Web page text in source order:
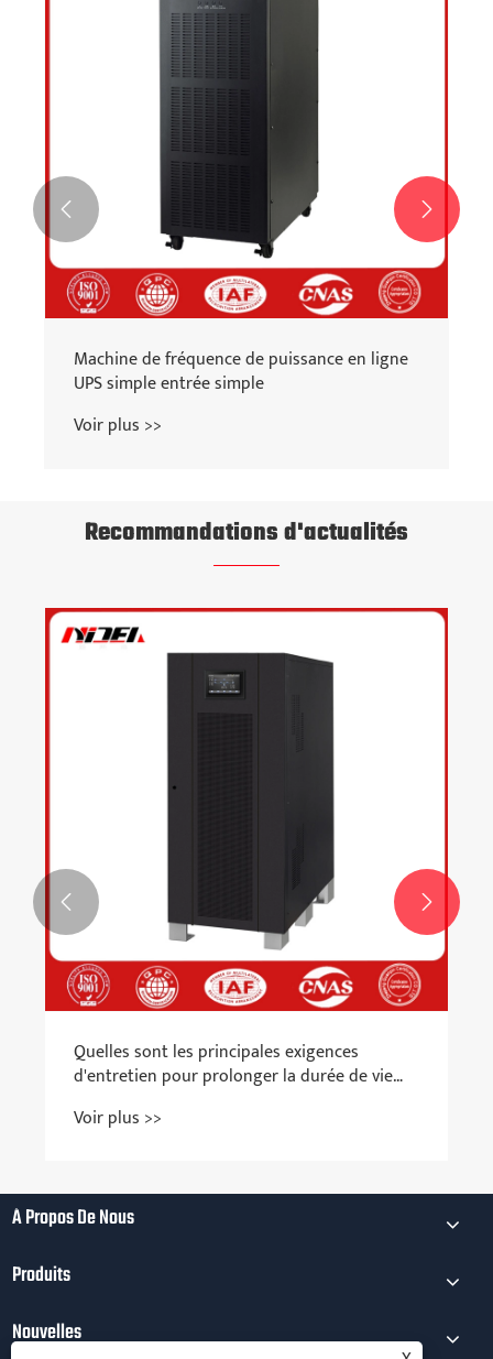
Machine de fréquence de puissance en ligne
UPS simple entrée simple
Voir plus >>
 
Recommandations d'actualités
Les 19 écrans d'alimentation 48 V DC
commandés par les clients philippins sont
 
À Propos De Nous
Produits
Nouvelles